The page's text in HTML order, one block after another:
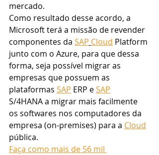
mercado.
Como resultado desse acordo, a
Microsoft terá a missão de revender
componentes da SAP Cloud Platform
junto com o Azure, para que dessa
forma, seja possível migrar as
empresas que possuem as
plataformas SAP ERP e SAP
S/4HANA a migrar mais facilmente
os softwares nos computadores da
empresa (on-premises) para a Cloud
pública.
Faça como mais de 56 mil